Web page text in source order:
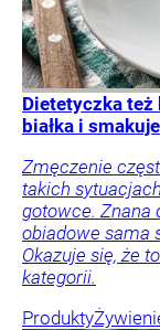
Dietetyczka też
białka i
Zmęczenie
takich
gotowce. Znana
obiadowe sama
Okazuje się, że
kategorii.
Produkty